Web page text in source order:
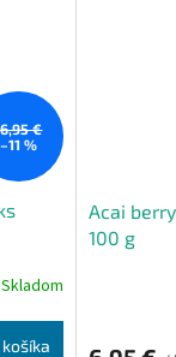
€
–11 %
Skladom
košíka
Acai
100 g